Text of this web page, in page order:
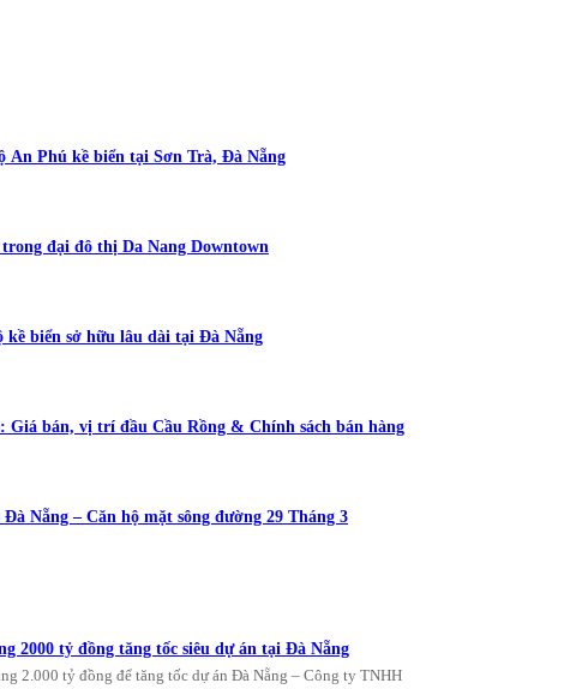
An Phú kề biển tại Sơn Trà, Đà Nẵng
đại đô thị Da Nang Downtown
kề biển sở hữu lâu dài tại Đà Nẵng
Giá bán, vị trí đầu Cầu Rồng & Chính sách bán hàng
Nẵng – Căn hộ mặt sông đường 29 Tháng 3
2000 tỷ đồng tăng tốc siêu dự án tại Đà Nẵng
2.000 tỷ đồng để tăng tốc dự án Đà Nẵng – Công ty TNHH